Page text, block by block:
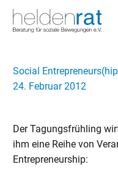
Social
24. Februar 2012
Der Tagungsfrühling
ihm eine Reihe von
Entrepreneurship: